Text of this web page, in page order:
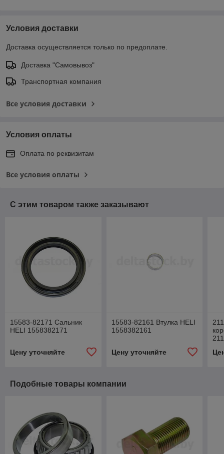
Условия доставки
Доставка осуществляется только по предоплате.
Доставка "Самовывоз"
Транспортная компания
Все условия доставки
Условия оплаты
Оплата по реквизитам
Все условия оплаты
С этим товаром также заказывают
15583-82171 Сальник
HELI 1558382171
Цену уточняйте
15583-82161 Втулка HELI
1558382161
Цену уточняйте
Подобные товары компании